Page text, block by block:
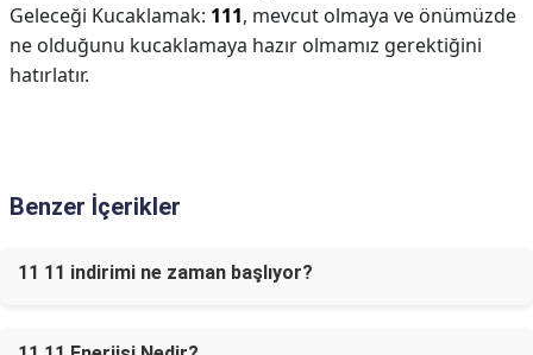
Geleceği Kucaklamak: 111, mevcut olmaya ve önümüzde
ne olduğunu kucaklamaya hazır olmamız gerektiğini
hatırlatır.
Benzer İçerikler
11 11 indirimi ne zaman başlıyor?